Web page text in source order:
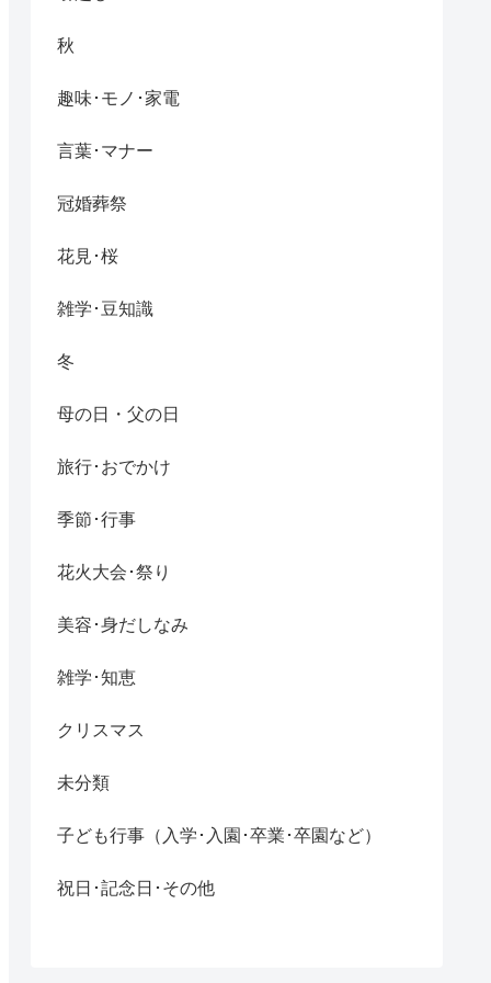
秋
趣味･モノ･家電
言葉･マナー
冠婚葬祭
花見･桜
雑学･豆知識
冬
母の日・父の日
旅行･おでかけ
季節･行事
花火大会･祭り
美容･身だしなみ
雑学･知恵
クリスマス
未分類
子ども行事（入学･入園･卒業･卒園など）
祝日･記念日･その他